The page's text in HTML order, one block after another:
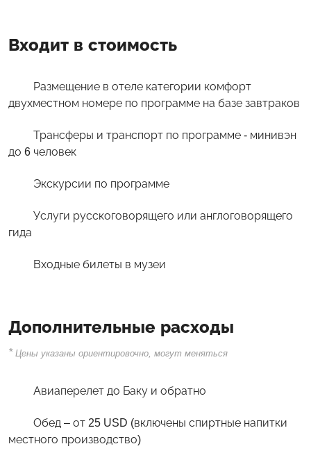
Входит в стоимость
Размещение в отеле категории комфорт
двухместном номере по программе на базе завтраков
Трансферы и транспорт по программе - минивэн
до 6 человек
Экскурсии по программе
Услуги русскоговорящего или англоговорящего
гида
Входные билеты в музеи
Дополнительные расходы
* Цены указаны ориентировочно, могут меняться
Авиаперелет до Баку и обратно
Обед – от 25 USD (включены спиртные напитки
местного производство)